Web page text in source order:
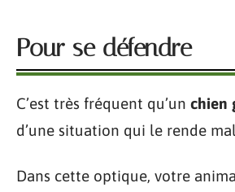
Pour se défendre
C’est très fréquent qu’un chien
d’une situation qui le rende mal
Dans cette optique, votre